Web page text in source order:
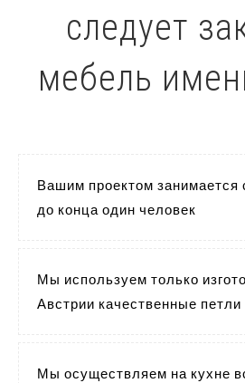
следует
мебель
Вашим проектом занимается
до конца один человек
Мы используем только
Австрии качественные
Мы осуществляем на кухне